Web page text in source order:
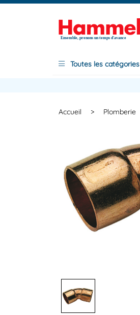
Ensemble, prenons un temps d'avance
Toutes les catégories
Accueil > Plomberie